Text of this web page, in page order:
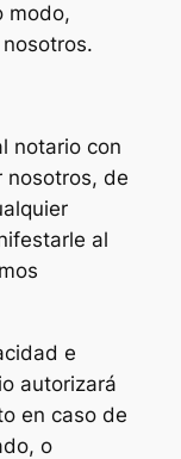
modo,
notario con
nosotros, de
al
e
autorizará
en caso de
o